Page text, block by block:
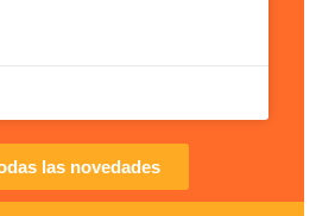
las novedades